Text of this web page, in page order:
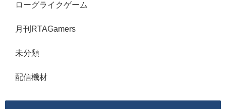
ローグライクゲーム
月刊RTAGamers
未分類
配信機材